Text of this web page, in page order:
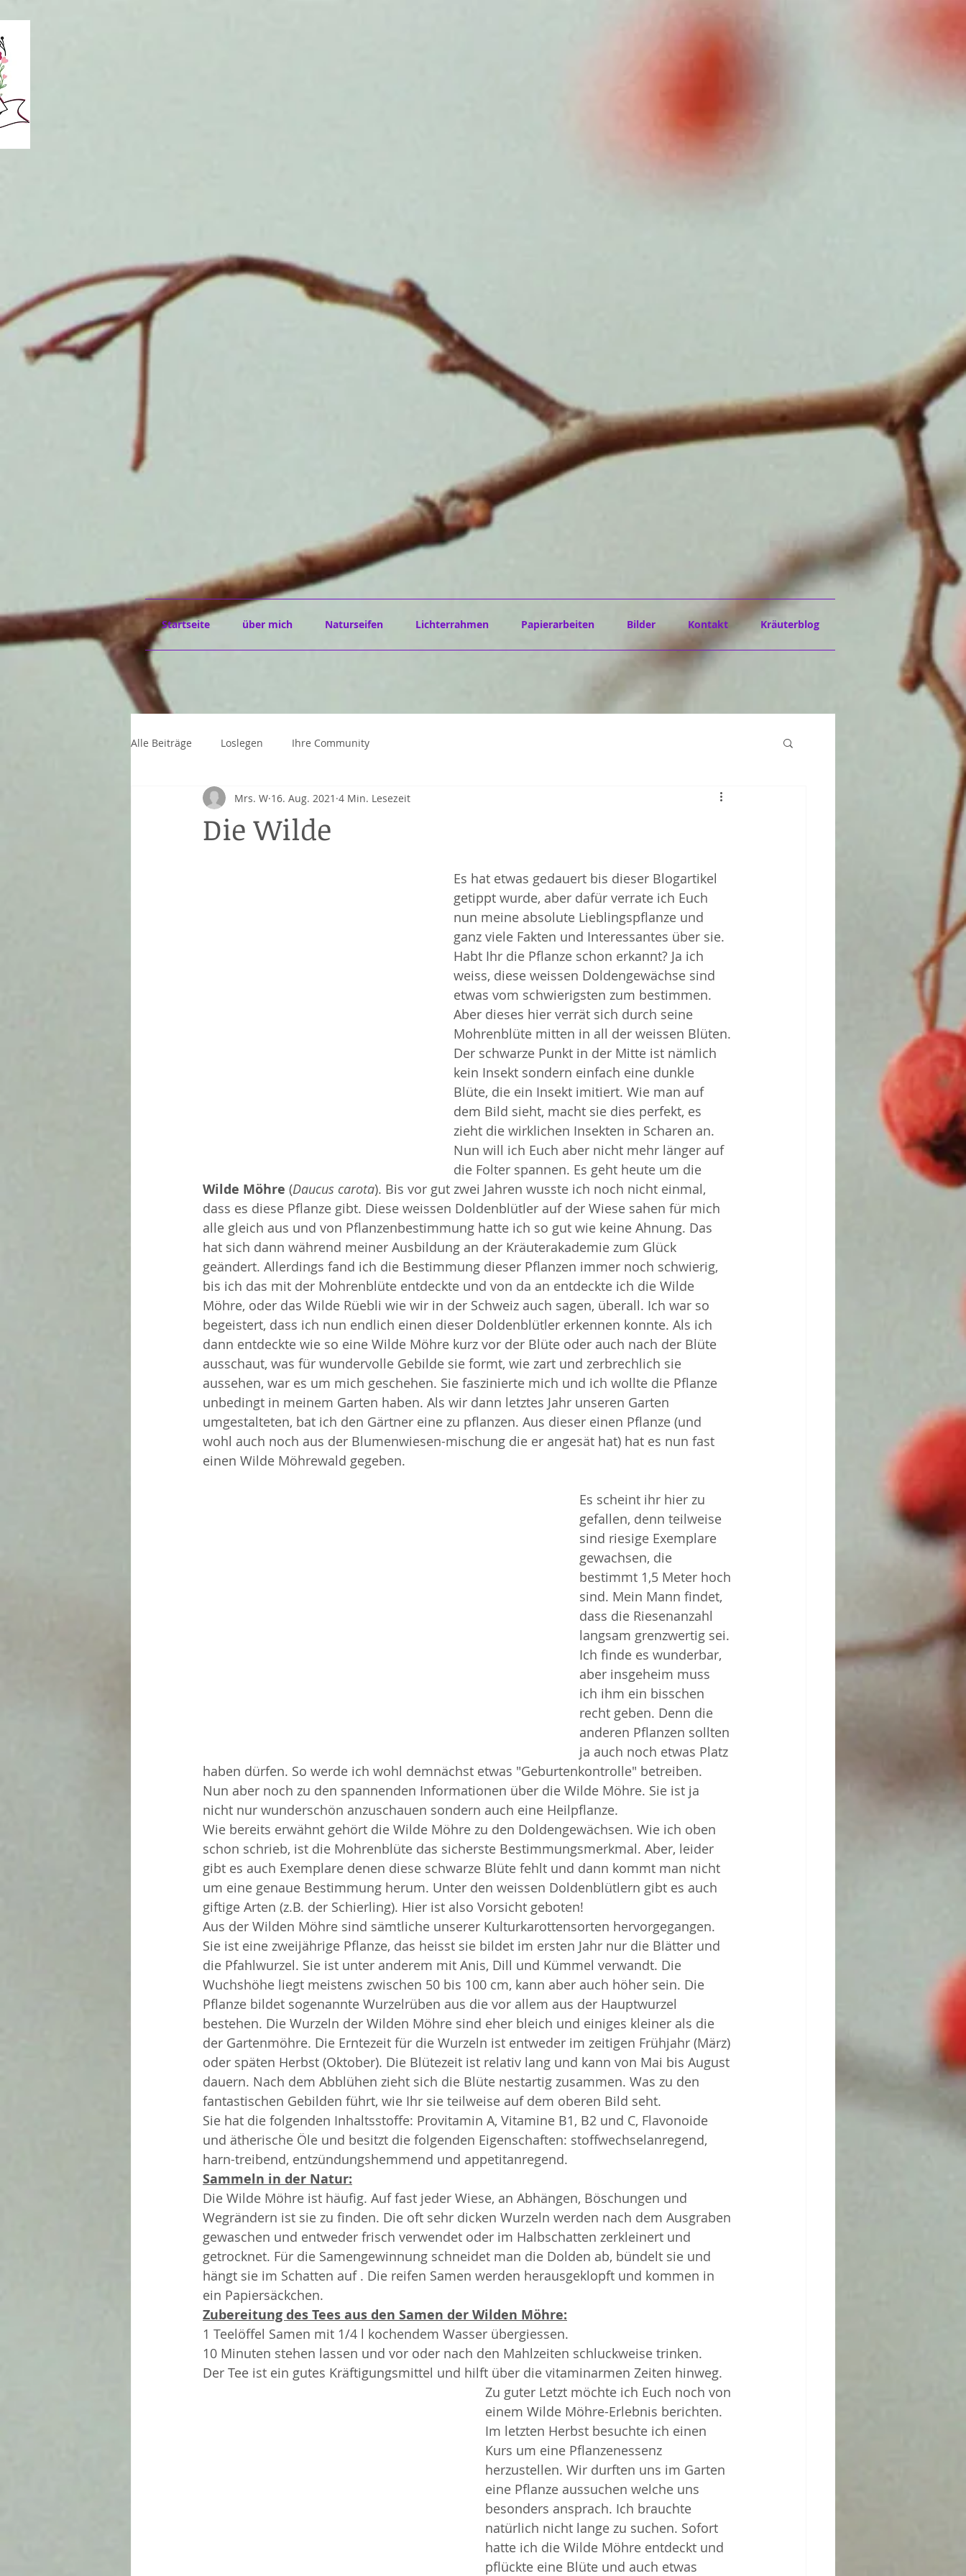
Startseite über mich Naturseifen Lichterrahmen Papierarbeiten Bilder Kontakt Kräuterblog
Alle Beiträge Loslegen Ihre Community
Die Wilde
Mrs. W 16. Aug. 2021 4 Min. Lesezeit
Es hat etwas gedauert bis dieser Blogartikel
getippt wurde, aber dafür verrate ich Euch
nun meine absolute Lieblingspflanze und
ganz viele Fakten und Interessantes über sie.
Habt Ihr die Pflanze schon erkannt? Ja ich
weiss, diese weissen Doldengewächse sind
etwas vom schwierigsten zum bestimmen.
Aber dieses hier verrät sich durch seine
Mohrenblüte mitten in all der weissen Blüten.
Der schwarze Punkt in der Mitte ist nämlich
kein Insekt sondern einfach eine dunkle
Blüte, die ein Insekt imitiert. Wie man auf
dem Bild sieht, macht sie dies perfekt, es
zieht die wirklichen Insekten in Scharen an.
Nun will ich Euch aber nicht mehr länger auf
die Folter spannen. Es geht heute um die
Wilde Möhre (Daucus carota). Bis vor gut zwei Jahren wusste ich noch nicht einmal,
dass es diese Pflanze gibt. Diese weissen Doldenblütler auf der Wiese sahen für mich
alle gleich aus und von Pflanzenbestimmung hatte ich so gut wie keine Ahnung. Das
hat sich dann während meiner Ausbildung an der Kräuterakademie zum Glück
geändert. Allerdings fand ich die Bestimmung dieser Pflanzen immer noch schwierig,
bis ich das mit der Mohrenblüte entdeckte und von da an entdeckte ich die Wilde
Möhre, oder das Wilde Rüebli wie wir in der Schweiz auch sagen, überall. Ich war so
begeistert, dass ich nun endlich einen dieser Doldenblütler erkennen konnte. Als ich
dann entdeckte wie so eine Wilde Möhre kurz vor der Blüte oder auch nach der Blüte
ausschaut, was für wundervolle Gebilde sie formt, wie zart und zerbrechlich sie
aussehen, war es um mich geschehen. Sie faszinierte mich und ich wollte die Pflanze
unbedingt in meinem Garten haben. Als wir dann letztes Jahr unseren Garten
umgestalteten, bat ich den Gärtner eine zu pflanzen. Aus dieser einen Pflanze (und
wohl auch noch aus der Blumenwiesen-mischung die er angesät hat) hat es nun fast
einen Wilde Möhrewald gegeben.
Es scheint ihr hier zu
gefallen, denn teilweise
sind riesige Exemplare
gewachsen, die
bestimmt 1,5 Meter hoch
sind. Mein Mann findet,
dass die Riesenanzahl
langsam grenzwertig sei.
Ich finde es wunderbar,
aber insgeheim muss
ich ihm ein bisschen
recht geben. Denn die
anderen Pflanzen sollten
ja auch noch etwas Platz
haben dürfen. So werde ich wohl demnächst etwas "Geburtenkontrolle" betreiben.
Nun aber noch zu den spannenden Informationen über die Wilde Möhre. Sie ist ja
nicht nur wunderschön anzuschauen sondern auch eine Heilpflanze.
Wie bereits erwähnt gehört die Wilde Möhre zu den Doldengewächsen. Wie ich oben
schon schrieb, ist die Mohrenblüte das sicherste Bestimmungsmerkmal. Aber, leider
gibt es auch Exemplare denen diese schwarze Blüte fehlt und dann kommt man nicht
um eine genaue Bestimmung herum. Unter den weissen Doldenblütlern gibt es auch
giftige Arten (z.B. der Schierling). Hier ist also Vorsicht geboten!
Aus der Wilden Möhre sind sämtliche unserer Kulturkarottensorten hervorgegangen.
Sie ist eine zweijährige Pflanze, das heisst sie bildet im ersten Jahr nur die Blätter und
die Pfahlwurzel. Sie ist unter anderem mit Anis, Dill und Kümmel verwandt. Die
Wuchshöhe liegt meistens zwischen 50 bis 100 cm, kann aber auch höher sein. Die
Pflanze bildet sogenannte Wurzelrüben aus die vor allem aus der Hauptwurzel
bestehen. Die Wurzeln der Wilden Möhre sind eher bleich und einiges kleiner als die
der Gartenmöhre. Die Erntezeit für die Wurzeln ist entweder im zeitigen Frühjahr (März)
oder späten Herbst (Oktober). Die Blütezeit ist relativ lang und kann von Mai bis August
dauern. Nach dem Abblühen zieht sich die Blüte nestartig zusammen. Was zu den
fantastischen Gebilden führt, wie Ihr sie teilweise auf dem oberen Bild seht.
Sie hat die folgenden Inhaltsstoffe: Provitamin A, Vitamine B1, B2 und C, Flavonoide
und ätherische Öle und besitzt die folgenden Eigenschaften: stoffwechselanregend,
harn-treibend, entzündungshemmend und appetitanregend.
Sammeln in der Natur:
Die Wilde Möhre ist häufig. Auf fast jeder Wiese, an Abhängen, Böschungen und
Wegrändern ist sie zu finden. Die oft sehr dicken Wurzeln werden nach dem Ausgraben
gewaschen und entweder frisch verwendet oder im Halbschatten zerkleinert und
getrocknet. Für die Samengewinnung schneidet man die Dolden ab, bündelt sie und
hängt sie im Schatten auf . Die reifen Samen werden herausgeklopft und kommen in
ein Papiersäckchen.
Zubereitung des Tees aus den Samen der Wilden Möhre:
1 Teelöffel Samen mit 1/4 l kochendem Wasser übergiessen.
10 Minuten stehen lassen und vor oder nach den Mahlzeiten schluckweise trinken.
Der Tee ist ein gutes Kräftigungsmittel und hilft über die vitaminarmen Zeiten hinweg.
Zu guter Letzt möchte ich Euch noch von
einem Wilde Möhre-Erlebnis berichten.
Im letzten Herbst besuchte ich einen
Kurs um eine Pflanzenessenz
herzustellen. Wir durften uns im Garten
eine Pflanze aussuchen welche uns
besonders ansprach. Ich brauchte
natürlich nicht lange zu suchen. Sofort
hatte ich die Wilde Möhre entdeckt und
pflückte eine Blüte und auch etwas